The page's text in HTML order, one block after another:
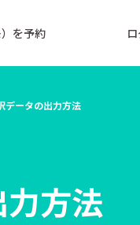
を予約
方法
データの出力方法